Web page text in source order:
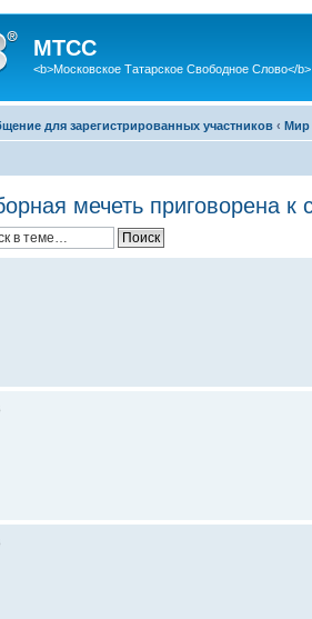
МТСС
<b>Московское Татарское Свободное Слово</b>
для зарегистрированных участников ‹ Мир
мечеть приговорена к